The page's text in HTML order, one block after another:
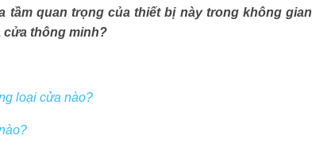
tầm quan trọng của thiết bị này trong không gian
cửa thông minh?
loại cửa nào?